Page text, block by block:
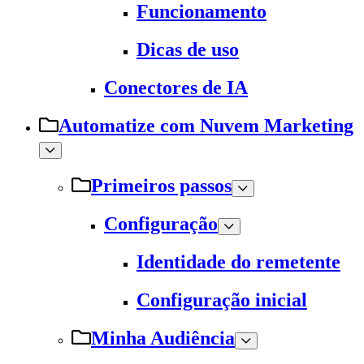
Funcionamento
Dicas de uso
Conectores de IA
Automatize com Nuvem Marketing
Primeiros passos
Configuração
Identidade do remetente
Configuração inicial
Minha Audiência